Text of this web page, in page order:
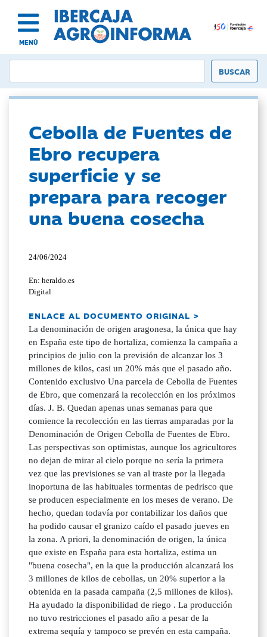
MENÚ
Cebolla de Fuentes de
Ebro recupera
superficie y se
prepara para recoger
una buena cosecha
24/06/2024
En: heraldo.es
Digital
ENLACE AL DOCUMENTO ORIGINAL >
La denominación de origen aragonesa, la única que hay
en España este tipo de hortaliza, comienza la campaña a
principios de julio con la previsión de alcanzar los 3
millones de kilos, casi un 20% más que el pasado año.
Contenido exclusivo Una parcela de Cebolla de Fuentes
de Ebro, que comenzará la recolección en los próximos
días. J. B. Quedan apenas unas semanas para que
comience la recolección en las tierras amparadas por la
Denominación de Origen Cebolla de Fuentes de Ebro.
Las perspectivas son optimistas, aunque los agricultores
no dejan de mirar al cielo porque no sería la primera
vez que las previsiones se van al traste por la llegada
inoportuna de las habituales tormentas de pedrisco que
se producen especialmente en los meses de verano. De
hecho, quedan todavía por contabilizar los daños que
ha podido causar el granizo caído el pasado jueves en
la zona. A priori, la denominación de origen, la única
que existe en España para esta hortaliza, estima un
"buena cosecha", en la que la producción alcanzará los
3 millones de kilos de cebollas, un 20% superior a la
obtenida en la pasada campaña (2,5 millones de kilos).
Ha ayudado la disponibilidad de riego . La producción
no tuvo restricciones el pasado año a pesar de la
extrema sequía y tampoco se prevén en esta campaña.